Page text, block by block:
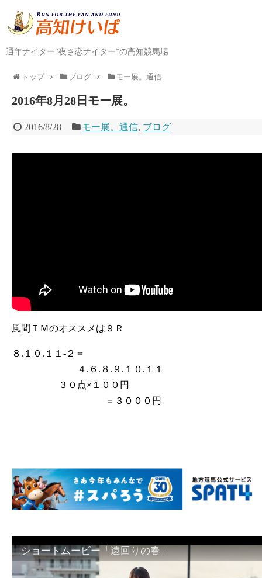
通年ナイター“夜さ恋ナイター”の高知競馬場
トップ ブログ モー展。通信
2016年8月28日モー展。
2016/8/28 モー展。通信, ブログ
風間ＴＭのオススメは９Ｒ
８.１０.１１‐２＝
４.６.８.９.１０.１１
３０点×１００円
＝３０００円
ショートムービー「遠回りの春」